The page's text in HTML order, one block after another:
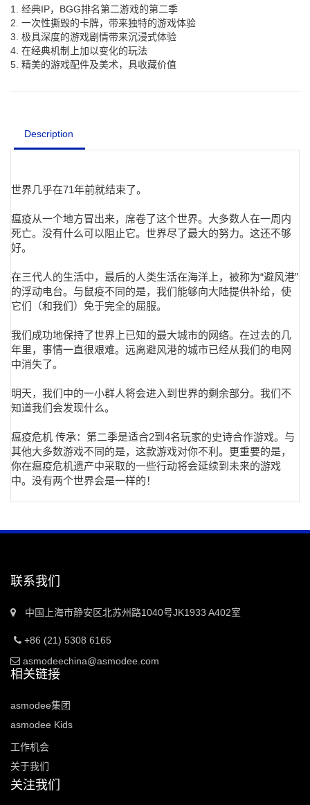
1. 经典IP，BGG排名第二游戏的第二季
2. 一次性撕毁的卡牌，带来独特的游戏体验
3. 极具深度的游戏剧情带来沉浸式体验
4. 在经典机制上加以变化的玩法
5. 精美的游戏配件及美术，具收藏价值
Description
世界几乎在71年前就结束了。
瘟疫从一个地方冒出来，席卷了这个世界。大多数人在一周内
死亡。没有什么可以阻止它。世界尽了最大的努力。这还不够
好。
在三代人的生活中，最后的人类生活在海洋上，被称为“避风港”
的浮动电台。与鼠疫不同的是，我们能够向大陆提供补给，使
它们（和我们）免于完全的屈服。
我们成功地保持了世界上已知的最大城市的网络。在过去的几
年里，事情一直很艰难。远离避风港的城市已经从我们的电网
中消失了。
明天，我们中的一小群人将会进入到世界的剩余部分。我们不
知道我们会发现什么。
瘟疫危机 传承：第二季是适合2到4名玩家的史诗合作游戏。与
其他大多数游戏不同的是，这款游戏对你不利。更重要的是，
你在瘟疫危机遗产中采取的一些行动将会延续到未来的游戏
中。没有两个世界会是一样的！
联系我们
中国上海市静安区北苏州路1040号JK1933 A402室
+86 (21) 5308 6165
asmodeechina@asmodee.com
相关链接
asmodee集团
asmodee Kids
工作机会
关于我们
关注我们